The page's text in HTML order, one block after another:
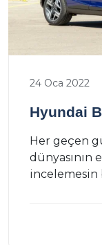
24 Oca 2022
Hyundai
Her geçen
dünyasının
incelemesin